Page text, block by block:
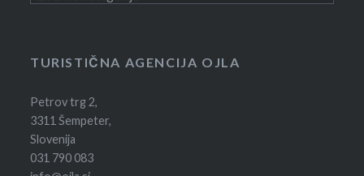
TURISTIČNA AGENCIJA OJLA
Petrov trg 2,
3311 Šempeter,
Slovenija
031 790 083